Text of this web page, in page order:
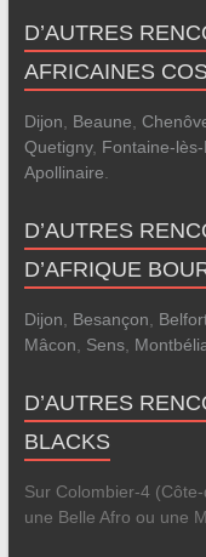
D’AUTRES
AFRICAINES
Dijon, Beaune,
Quetigny, Fontaine-lès-
Apollinaire.
D’AUTRES
D’AFRIQUE
Dijon, Besançon,
Mâcon, Sens,
D’AUTRES
BLACKS
Sur Colombier-4
une Belle Afro ou une